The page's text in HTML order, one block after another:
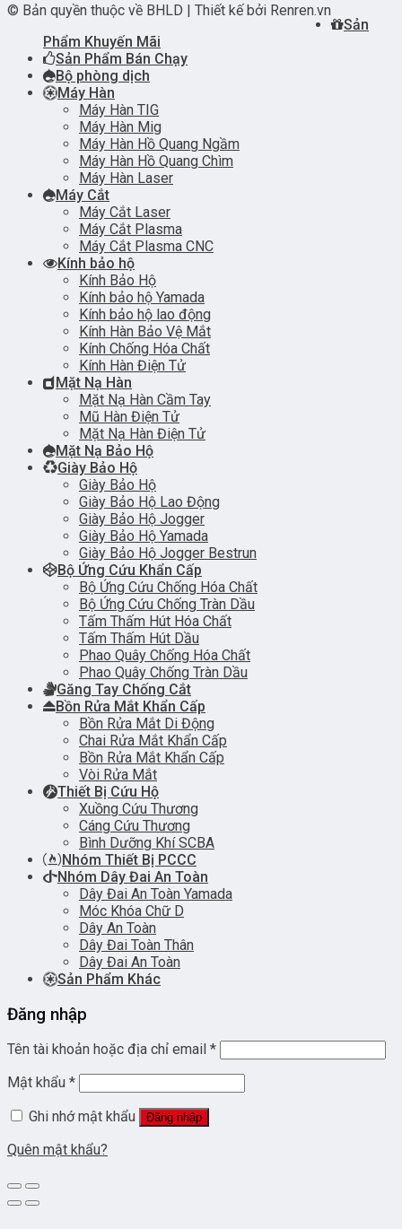
© Bản quyền thuộc về BHLD | Thiết kế bởi Renren.vn
Sản
Phẩm Khuyến Mãi
Sản Phẩm Bán Chạy
Bộ phòng dịch
Máy Hàn
Máy Hàn TIG
Máy Hàn Mig
Máy Hàn Hồ Quang Ngầm
Máy Hàn Hồ Quang Chìm
Máy Hàn Laser
Máy Cắt
Máy Cắt Laser
Máy Cắt Plasma
Máy Cắt Plasma CNC
Kính bảo hộ
Kính Bảo Hộ
Kính bảo hộ Yamada
Kính bảo hộ lao động
Kính Hàn Bảo Vệ Mắt
Kính Chống Hóa Chất
Kính Hàn Điện Tử
Mặt Nạ Hàn
Mặt Nạ Hàn Cầm Tay
Mũ Hàn Điện Tử
Mặt Nạ Hàn Điện Tử
Mặt Nạ Bảo Hộ
Giày Bảo Hộ
Giày Bảo Hộ
Giày Bảo Hộ Lao Động
Giày Bảo Hộ Jogger
Giày Bảo Hộ Yamada
Giày Bảo Hộ Jogger Bestrun
Bộ Ứng Cứu Khẩn Cấp
Bộ Ứng Cứu Chống Hóa Chất
Bộ Ứng Cứu Chống Tràn Dầu
Tấm Thấm Hút Hóa Chất
Tấm Thấm Hút Dầu
Phao Quây Chống Hóa Chất
Phao Quây Chống Tràn Dầu
Găng Tay Chống Cắt
Bồn Rửa Mắt Khẩn Cấp
Bồn Rửa Mắt Di Động
Chai Rửa Mắt Khẩn Cấp
Bồn Rửa Mắt Khẩn Cấp
Vòi Rửa Mắt
Thiết Bị Cứu Hộ
Xuồng Cứu Thương
Cáng Cứu Thương
Bình Dưỡng Khí SCBA
Nhóm Thiết Bị PCCC
Nhóm Dây Đai An Toàn
Dây Đai An Toàn Yamada
Móc Khóa Chữ D
Dây An Toàn
Dây Đai Toàn Thân
Dây Đai An Toàn
Sản Phẩm Khác
Đăng nhập
Tên tài khoản hoặc địa chỉ email *
Mật khẩu *
Ghi nhớ mật khẩu
Đăng nhập
Quên mật khẩu?